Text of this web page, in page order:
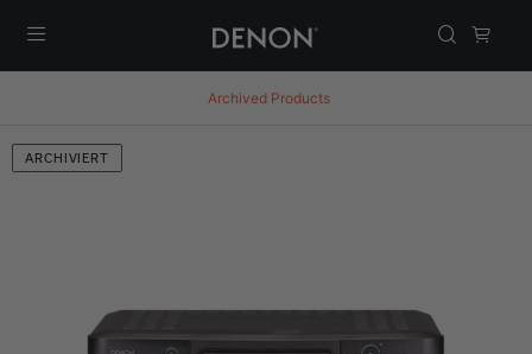
Archived Products
ARCHIVIERT